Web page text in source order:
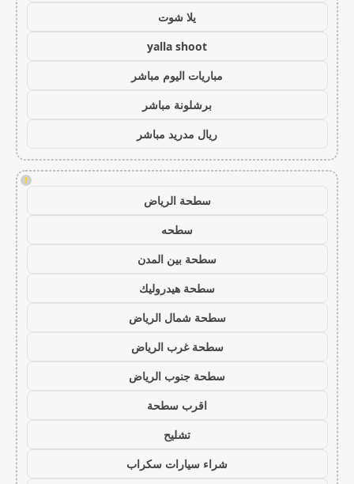
يلا شوت
yalla shoot
مباريات اليوم مباشر
برشلونة مباشر
ريال مدريد مباشر
!
سطحة الرياض
سطحه
سطحة بين المدن
سطحة هيدروليك
سطحة شمال الرياض
سطحة غرب الرياض
سطحة جنوب الرياض
اقرب سطحة
تشليح
شراء سيارات سكراب